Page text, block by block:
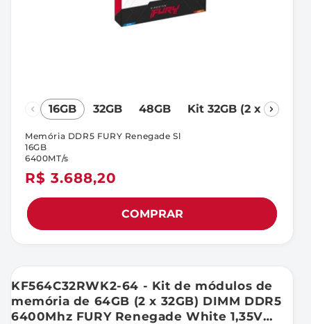
16GB 32GB 48GB Kit 32GB (2 x 16GB)
Preço
normal
R$ 3.688,20
Memória DDR5 FURY Renegade Sl
16GB
6400MT/s
COMPRAR
KF564C32RWK2-64 - Kit de módulos de
memória de 64GB (2 x 32GB) DIMM DDR5
6400Mhz FURY Renegade White 1,35V